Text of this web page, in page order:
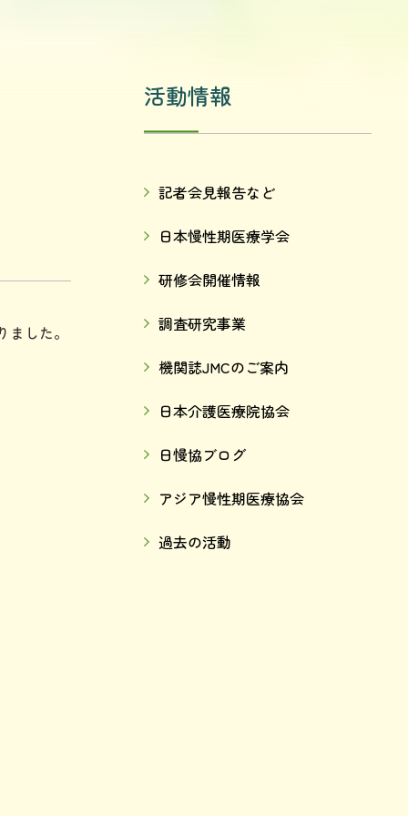
した。
活動情報
記者会見報告など
日本慢性期医療学会
研修会開催情報
調査研究事業
機関誌JMCのご案内
日本介護医療院協会
日慢協ブログ
アジア慢性期医療協会
過去の活動